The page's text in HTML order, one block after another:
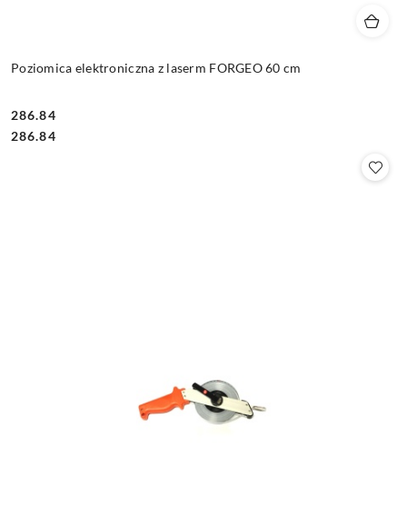
Poziomica elektroniczna z laserm FORGEO 60 cm
Cena:
286.84
Cena:
286.84